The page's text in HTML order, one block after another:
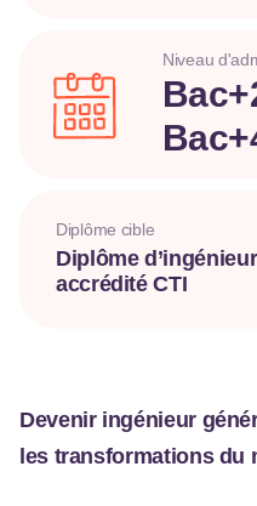
Niveau
Diplôme cible
Diplôme
accrédité CTI
Devenir ingénieur
les transformations du